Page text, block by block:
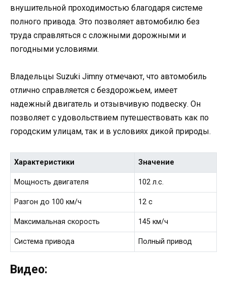
внушительной проходимостью благодаря системе
полного привода. Это позволяет автомобилю без
труда справляться с сложными дорожными и
погодными условиями.
Владельцы Suzuki Jimny отмечают, что автомобиль
отлично справляется с бездорожьем, имеет
надежный двигатель и отзывчивую подвеску. Он
позволяет с удовольствием путешествовать как по
городским улицам, так и в условиях дикой природы.
Характеристики Значение
Мощность двигателя 102 л.с.
Разгон до 100 км/ч 12 с
Максимальная скорость 145 км/ч
Система привода Полный привод
Видео: